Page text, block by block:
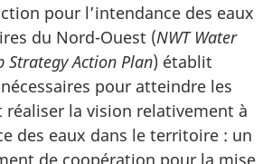
pour l’intendance des eaux
du Nord-Ouest (NWT Water
Strategy Action Plan) établit
pour atteindre les
réaliser la vision relativement à
des eaux dans le territoire : un
de coopération pour la mise